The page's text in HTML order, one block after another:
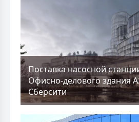
Поставка насосной
Офисно-делового здания
Сберсити